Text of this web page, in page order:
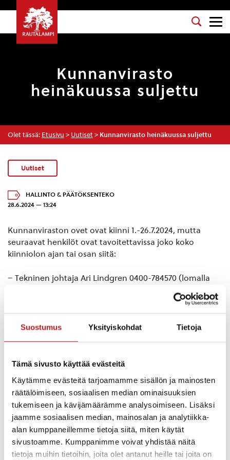
Suostumus Yksityiskohdat Tietoja
Tämä sivusto käyttää evästeitä
Käytämme evästeitä tarjoamamme sisällön ja mainosten
räätälöimiseen, sosiaalisen median ominaisuuksien
tukemiseen ja kävijämäärämme analysoimiseen. Lisäksi
jaamme sosiaalisen median, mainosalan ja analytiikka-
alan kumppaneillemme tietoja siitä, miten käytät
sivustoamme. Kumppanimme voivat yhdistää näitä
tietoja muihin tietoihin, joita olet antanut heille tai joita on
Kunnanvirasto
heinäkuussa suljettu
Olet tässä: Etusivu > Uutiset > Kunnanvirasto heinäkuussa suljettu
Uutiset
HALLINTO & PÄÄTÖKSENTEKO
28.6.2024 — 13:24
Kunnanviraston ovet ovat kiinni 1.-26.7.2024, mutta
seuraavat henkilöt ovat tavoitettavissa joko koko
kiinniolon ajan tai osan siitä:
– Tekninen johtaja Ari Lindgren 0400-784570 (lomalla
– Kiinteistö- ja aluepäällikkö Pasi Väyrynen 050-524 3003
(lomalla 1.-12.7)
(lomalla 29.7. -23.8.)
–Päivystävä talonmies0400-175264
-Tekninen sihteeri Merja Larilahti 040-593 6344 (lomalla
11.7- 7.8.)
-Sivistysjohtaja Matti Vänttinen 040-4801492 (lomalla
1.7.-29.7.)